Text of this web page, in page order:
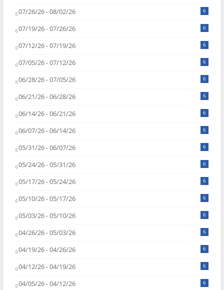
07/26/26 - 08/02/26 6
07/19/26 - 07/26/26 6
07/12/26 - 07/19/26 6
07/05/26 - 07/12/26 6
06/28/26 - 07/05/26 6
06/21/26 - 06/28/26 6
06/14/26 - 06/21/26 6
06/07/26 - 06/14/26 6
05/31/26 - 06/07/26 6
05/24/26 - 05/31/26 6
05/17/26 - 05/24/26 6
05/10/26 - 05/17/26 6
05/03/26 - 05/10/26 6
04/26/26 - 05/03/26 6
04/19/26 - 04/26/26 6
04/12/26 - 04/19/26 6
04/05/26 - 04/12/26 6